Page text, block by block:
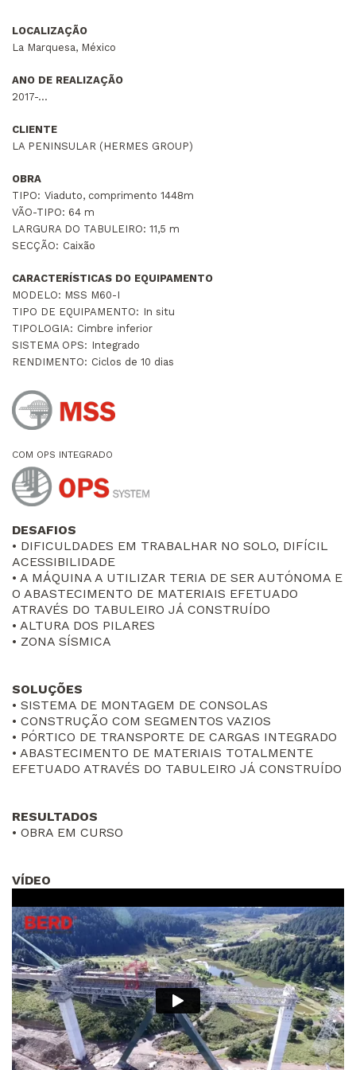
LOCALIZAÇÃO
La Marquesa, México
ANO DE REALIZAÇÃO
2017-...
CLIENTE
LA PENINSULAR (HERMES GROUP)
OBRA
TIPO: Viaduto, comprimento 1448m
VÃO-TIPO: 64 m
LARGURA DO TABULEIRO: 11,5 m
SECÇÃO: Caixão
CARACTERÍSTICAS DO EQUIPAMENTO
MODELO: MSS M60-I
TIPO DE EQUIPAMENTO: In situ
TIPOLOGIA: Cimbre inferior
SISTEMA OPS: Integrado
RENDIMENTO: Ciclos de 10 dias
COM OPS INTEGRADO
DESAFIOS
• DIFICULDADES EM TRABALHAR NO SOLO, DIFÍCIL
ACESSIBILIDADE
• A MÁQUINA A UTILIZAR TERIA DE SER AUTÓNOMA E
O ABASTECIMENTO DE MATERIAIS EFETUADO
ATRAVÉS DO TABULEIRO JÁ CONSTRUÍDO
• ALTURA DOS PILARES
• ZONA SÍSMICA
SOLUÇÕES
• SISTEMA DE MONTAGEM DE CONSOLAS
• CONSTRUÇÃO COM SEGMENTOS VAZIOS
• PÓRTICO DE TRANSPORTE DE CARGAS INTEGRADO
• ABASTECIMENTO DE MATERIAIS TOTALMENTE
EFETUADO ATRAVÉS DO TABULEIRO JÁ CONSTRUÍDO
RESULTADOS
• OBRA EM CURSO
VÍDEO